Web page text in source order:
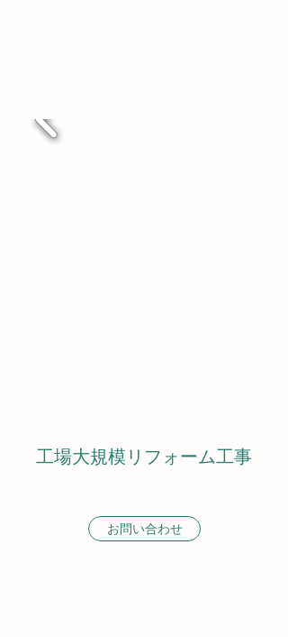
工場大規模リフォーム工事
お問い合わせ